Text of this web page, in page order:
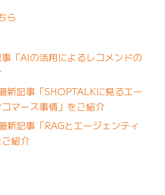
ら
「AIの活用によるレコメンドの
新記事「SHOPTALKに見るエー
マース事情」をご紹介
新記事「RAGとエージェンティ
紹介